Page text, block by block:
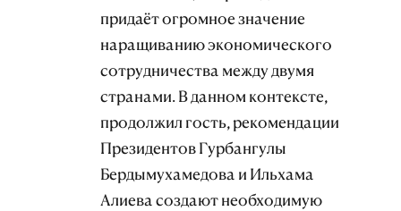
придаёт огромное значение
наращиванию экономического
сотрудничества между двумя
странами. В данном контексте,
продолжил гость, рекомендации
Президентов Гурбангулы
Бердымухамедова и Ильхама
Алиева создают необходимую